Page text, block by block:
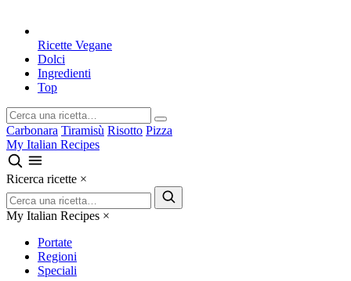
Ricette Vegane
Dolci
Ingredienti
Top
Carbonara Tiramisù Risotto Pizza
My Italian Recipes
Ricerca ricette ×
My Italian Recipes ×
Portate
Regioni
Speciali